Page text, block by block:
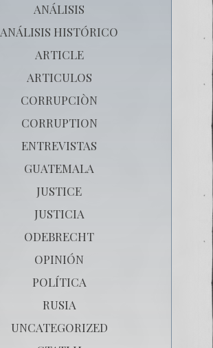
ANÁLISIS
ANÁLISIS HISTÓRICO
ARTICLE
ARTICULOS
CORRUPCIÒN
CORRUPTION
ENTREVISTAS
GUATEMALA
JUSTICE
JUSTICIA
ODEBRECHT
OPINIÓN
POLÍTICA
RUSIA
UNCATEGORIZED